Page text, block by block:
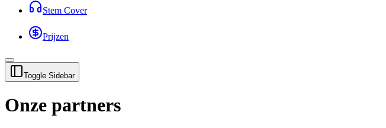
Stem Cover
Prijzen
Toggle Sidebar
Onze partners